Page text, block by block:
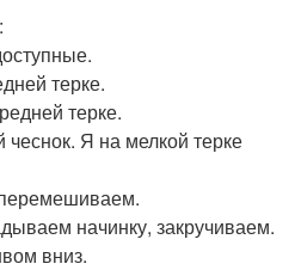
терке.
терке.
Я на мелкой терке
начинку, закручиваем.
вниз.